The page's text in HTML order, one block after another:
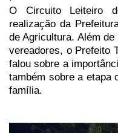
O Circuito Leiteiro
realização da
de Agricultura. Além
vereadores, o Prefeito
falou sobre a
também sobre a etapa
família.
Tocador